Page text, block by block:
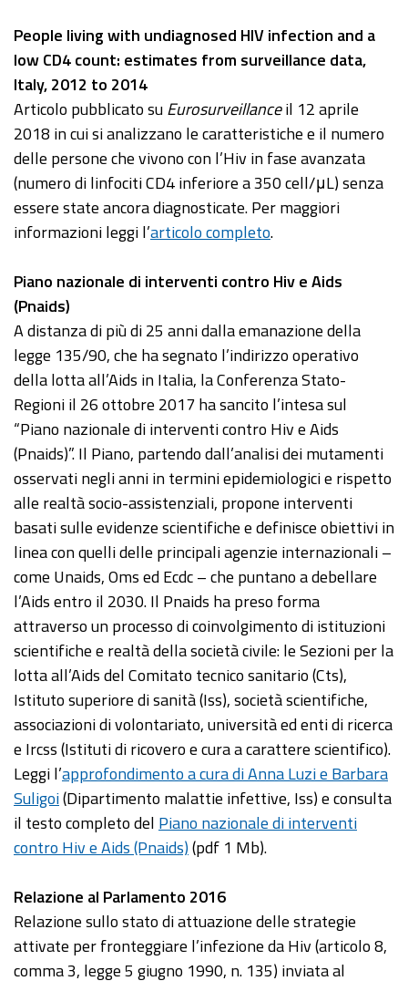
People living with undiagnosed HIV infection and a
low CD4 count: estimates from surveillance data,
Italy, 2012 to 2014
Articolo pubblicato suEurosurveillanceil 12 aprile
2018 in cui si analizzano le caratteristiche e il numero
delle persone che vivono con l’Hiv in fase avanzata
(numero di linfociti CD4 inferiore a 350 cell/μL) senza
essere state ancora diagnosticate. Per maggiori
informazioni leggi l’articolo completo.
Piano nazionale di interventi contro Hiv e Aids
(Pnaids)
A distanza di più di 25 anni dalla emanazione della
legge 135/90, che ha segnato l’indirizzo operativo
della lotta all’Aids in Italia, la Conferenza Stato-
Regioni il 26 ottobre 2017 ha sancito l’intesa sul
“Piano nazionale di interventi contro Hiv e Aids
(Pnaids)”. Il Piano, partendo dall’analisi dei mutamenti
osservati negli anni in termini epidemiologici e rispetto
alle realtà socio-assistenziali, propone interventi
basati sulle evidenze scientifiche e definisce obiettivi in
linea con quelli delle principali agenzie internazionali –
come Unaids, Oms ed Ecdc – che puntano a debellare
l’Aids entro il 2030. Il Pnaids ha preso forma
attraverso un processo di coinvolgimento di istituzioni
scientifiche e realtà della società civile: le Sezioni per la
lotta all’Aids del Comitato tecnico sanitario (Cts),
Istituto superiore di sanità (Iss), società scientifiche,
associazioni di volontariato, università ed enti di ricerca
e Ircss (Istituti di ricovero e cura a carattere scientifico).
Leggi l’approfondimento a cura di Anna Luzi e Barbara
Suligoi(Dipartimento malattie infettive, Iss) e consulta
il testo completo del Piano nazionale di interventi
contro Hiv e Aids (Pnaids)(pdf 1 Mb).
Relazione al Parlamento 2016
Relazione sullo stato di attuazione delle strategie
attivate per fronteggiare l’infezione da Hiv (articolo 8,
comma 3, legge 5 giugno 1990, n. 135) inviata al